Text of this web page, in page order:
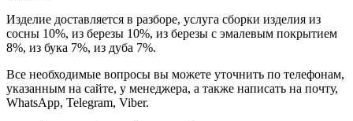
Изделие доставляется в разборе, услуга сборки изделия из
сосны 10%, из березы 10%, из березы с эмалевым покрытием
8%, из бука 7%, из дуба 7%.
Все необходимые вопросы вы можете уточнить по телефонам,
указанным на сайте, у менеджера, а также написать на почту,
WhatsApp, Telegram, Viber.